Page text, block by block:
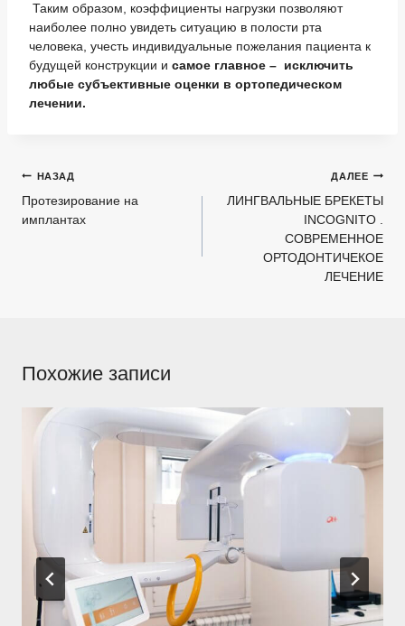
Таким образом, коэффициенты нагрузки позволяют
наиболее полно увидеть ситуацию в полости рта
человека, учесть индивидуальные пожелания пациента к
будущей конструкции и самое главное – исключить
любые субъективные оценки в ортопедическом
лечении.
Навигация
по
записям
НАЗАД
Протезирование на
имплантах
ДАЛЕЕ
ЛИНГВАЛЬНЫЕ БРЕКЕТЫ
INCOGNITO .
СОВРЕМЕННОЕ
ОРТОДОНТИЧЕКОЕ
ЛЕЧЕНИЕ
Похожие записи